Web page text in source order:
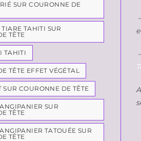
SUR COURONNE DE
TAHITI SUR
TÊTE
TAHITI
TÊTE EFFET VÉGÉTAL
SUR COURONNE DE TÊTE
SUR
TÊTE
TATOUÉE SUR
TÊTE